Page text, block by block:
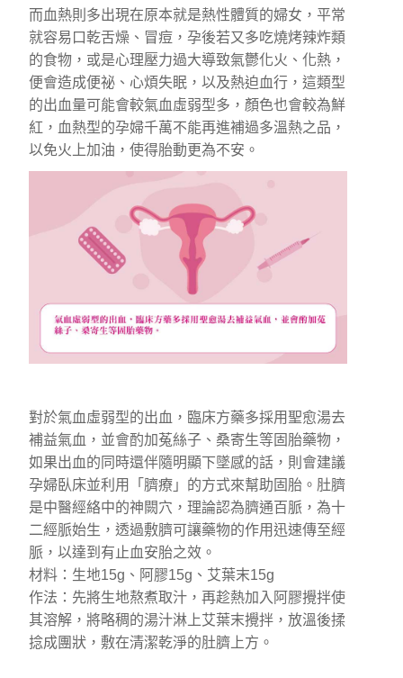
而血熱則多出現在原本就是熱性體質的婦女，平常
就容易口乾舌燥、冒痘，孕後若又多吃燒烤辣炸類
的食物，或是心理壓力過大導致氣鬱化火、化熱，
便會造成便祕、心煩失眠，以及熱迫血行，這類型
的出血量可能會較氣血虛弱型多，顏色也會較為鮮
紅，血熱型的孕婦千萬不能再進補過多溫熱之品，
以免火上加油，使得胎動更為不安。
對於氣血虛弱型的出血，臨床方藥多採用聖愈湯去
補益氣血，並會酌加菟絲子、桑寄生等固胎藥物，
如果出血的同時還伴隨明顯下墜感的話，則會建議
孕婦臥床並利用「臍療」的方式來幫助固胎。肚臍
是中醫經絡中的神闕穴，理論認為臍通百脈，為十
二經脈始生，透過敷臍可讓藥物的作用迅速傳至經
脈，以達到有止血安胎之效。
材料：生地15g、阿膠15g、艾葉末15g
作法：先將生地熬煮取汁，再趁熱加入阿膠攪拌使
其溶解，將略稠的湯汁淋上艾葉末攪拌，放溫後揉
捻成團狀，敷在清潔乾淨的肚臍上方。